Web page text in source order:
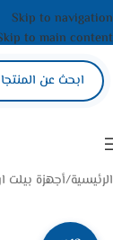
Skip to navigation
to main content
الرئيسية/أجهزة بيلت